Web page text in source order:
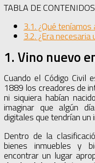
TABLA DE CONTENIDOS
3.1. ¿Qué
3.2. ¿Era necesaria
1. Vino nuevo
Cuando el Código Civil
1889 los creadores de
ni siquiera habían
imaginar que algún
digitales que tendrían
Dentro de la
bienes inmuebles y
encontrar un lugar